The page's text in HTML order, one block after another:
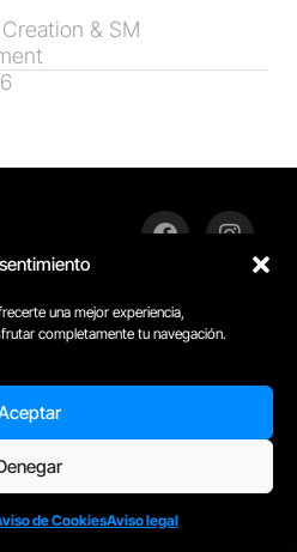
una mejor experiencia,
completamente tu navegación.
de CookiesAviso legal
& SM
Condiciones
Aviso legal